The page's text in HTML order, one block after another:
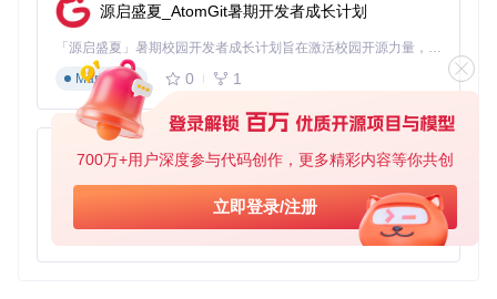
700万+用户深度参与代码创作，更多精彩内容等你共创
立即登录/注册
源启盛夏_AtomGit暑期开发者成长计划
「源启盛夏」暑期校园开发者成长计划旨在激活校园开源力量，通过积分激励、认证扶持、资源倾斜等形式，引导高校组织和开发者完成「入驻 — 建项目 — 做贡献 — 获认证 — 得资源」的完整闭环。无论你是想带领社团入驻平台的组织者，还是希望用代码贡献证明自己的开发者，都能在这里找到属于你的成长路径。
Markdown
0 1
py-xiaozhi
基于Python的Xiaozhi AI，适用于想要完整Xiaozhi体验而无需拥有专用硬件的用户。
Python
0 1